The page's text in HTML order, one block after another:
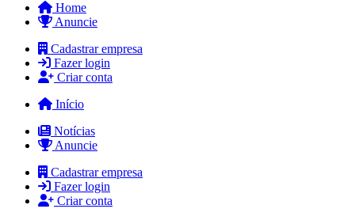
Home
Anuncie
Cadastrar empresa
Fazer login
Criar conta
Início
Notícias
Anuncie
Cadastrar empresa
Fazer login
Criar conta